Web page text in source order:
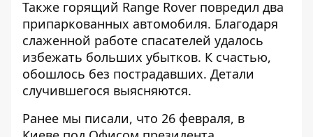
Также горящий Range Rover повредил два
припаркованных автомобиля. Благодаря
слаженной работе спасателей удалось
избежать больших убытков. К счастью,
обошлось без пострадавших. Детали
случившегося выясняются.
Ранее мы писали, что 26 февраля, в